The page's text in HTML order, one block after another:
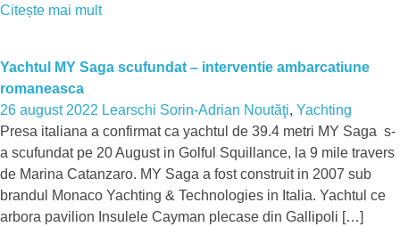
Citește mai mult
Yachtul MY Saga scufundat – interventie ambarcatiune
romaneasca
26 august 2022 Learschi Sorin-Adrian Noutăţi, Yachting
Presa italiana a confirmat ca yachtul de 39.4 metri MY Saga s-
a scufundat pe 20 August in Golful Squillance, la 9 mile travers
de Marina Catanzaro. MY Saga a fost construit in 2007 sub
brandul Monaco Yachting & Technologies in Italia. Yachtul ce
arbora pavilion Insulele Cayman plecase din Gallipoli […]